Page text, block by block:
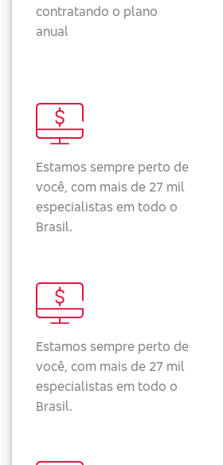
contratando o plano
anual
Estamos sempre perto de
você, com mais de 27 mil
especialistas em todo o
Brasil.
Estamos sempre perto de
você, com mais de 27 mil
especialistas em todo o
Brasil.